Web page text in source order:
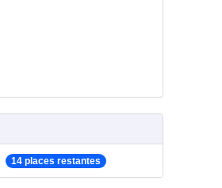
14 places restantes